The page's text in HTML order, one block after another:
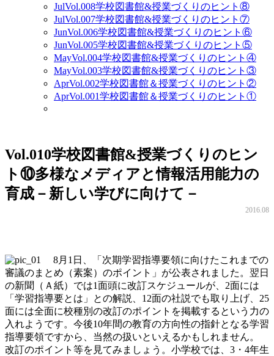
JulVol.008学校図書館&授業づくりのヒント⑧
JulVol.007学校図書館&授業づくりのヒント⑦
JunVol.006学校図書館&授業づくりのヒント⑥
JunVol.005学校図書館&授業づくりのヒント⑤
MayVol.004学校図書館&授業づくりのヒント④
MayVol.003学校図書館&授業づくりのヒント③
AprVol.002学校図書館＆授業づくりのヒント②
AprVol.001学校図書館＆授業づくりのヒント①
Vol.010学校図書館&授業づくりのヒン
ト⑩多様なメディアと情報活用能力の
育成－新しい学びに向けて－
2016.08
8月1日、「次期学習指導要領に向けたこれまでの
審議のまとめ（素案）のポイント」が公表されました。翌日
の新聞（Ａ紙）では1面頭に改訂スケジュールが、2面には
「学習指導要とは」との解説、12面の社説でも取り上げ、25
面には全面に校種別の改訂のポイントを掲載するという力の
入れようです。今後10年間の教育の方向性の指針となる学習
指導要領ですから、当然の扱いといえるかもしれません。
改訂のポイント等を見てみましょう。小学校では、3・4年生